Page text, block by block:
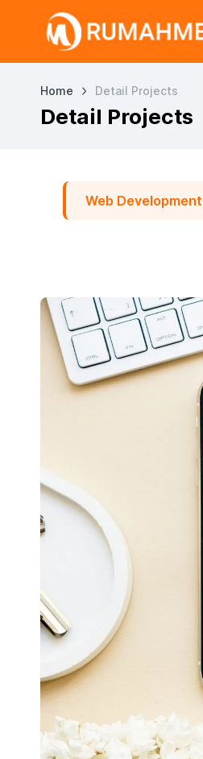
Home Detail Projects
Detail Projects
Web Development